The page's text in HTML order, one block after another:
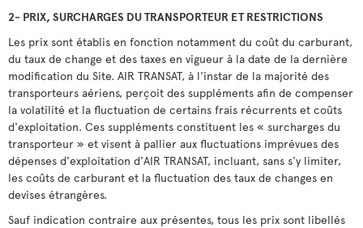
2- PRIX, SURCHARGES DU TRANSPORTEUR ET RESTRICTIONS
Les prix sont établis en fonction notamment du coût du carburant,
du taux de change et des taxes en vigueur à la date de la dernière
modification du Site. AIR TRANSAT, à l'instar de la majorité des
transporteurs aériens, perçoit des suppléments afin de compenser
la volatilité et la fluctuation de certains frais récurrents et coûts
d'exploitation. Ces suppléments constituent les « surcharges du
transporteur » et visent à pallier aux fluctuations imprévues des
dépenses d'exploitation d'AIR TRANSAT, incluant, sans s'y limiter,
les coûts de carburant et la fluctuation des taux de changes en
devises étrangères.
Sauf indication contraire aux présentes, tous les prix sont libellés